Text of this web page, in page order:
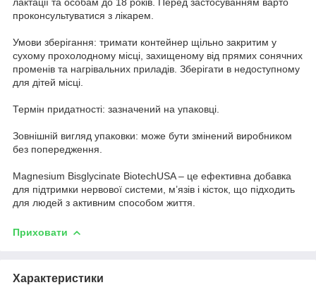
проконсультуватися з лікарем.
Умови зберігання: тримати контейнер щільно закритим у
сухому прохолодному місці, захищеному від прямих сонячних
променів та нагрівальних приладів. Зберігати в недоступному
для дітей місці.
Термін придатності: зазначений на упаковці.
Зовнішній вигляд упаковки: може бути змінений виробником
без попередження.
Magnesium Bisglycinate BiotechUSA – це ефективна добавка
для підтримки нервової системи, м’язів і кісток, що підходить
для людей з активним способом життя.
Приховати
Характеристики